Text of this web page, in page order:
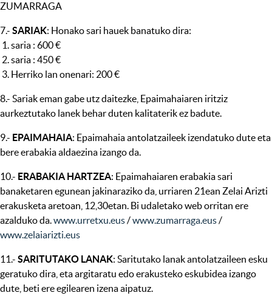
ZUMARRAGA
7.- SARIAK: Honako sari hauek banatuko dira:
1. saria : 600 €
2. saria : 450 €
3. Herriko lan onenari: 200 €
8.- Sariak eman gabe utz daitezke, Epaimahaiaren iritziz
aurkeztutako lanek behar duten kalitaterik ez badute.
9.- EPAIMAHAIA: Epaimahaia antolatzaileek izendatuko dute eta
bere erabakia aldaezina izango da.
10.- ERABAKIA HARTZEA: Epaimahaiaren erabakia sari
banaketaren egunean jakinaraziko da, urriaren 21ean Zelai Arizti
erakusketa aretoan, 12,30etan. Bi udaletako web orritan ere
azalduko da.www.urretxu.eus/www.zumarraga.eus/
www.zelaiarizti.eus
11.- SARITUTAKO LANAK: Saritutako lanak antolatzaileen esku
geratuko dira, eta argitaratu edo erakusteko eskubidea izango
dute, beti ere egilearen izena aipatuz.